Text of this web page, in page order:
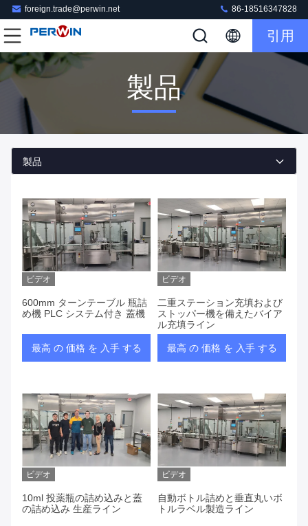
foreign.trade@perwin.net 86-18516347828
引用
製品
製品
ビデオ
600mm ターンテーブル 瓶詰
め機 PLC システム付き 蓋機
最高 の 価格 を 入手 する
ビデオ
二重ステーション充填および
ストッパー機を備えたバイア
ル充填ライン
最高 の 価格 を 入手 する
ビデオ
10ml 投薬瓶の詰め込みと蓋
の詰め込み 生産ライン
ビデオ
自動ボトル詰めと垂直丸いボ
トルラベル製造ライン